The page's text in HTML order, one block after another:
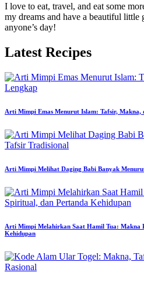
I love to eat, travel, and eat some
my dreams and have a beautiful little
anyone’s day!
Latest Recipes
Arti Mimpi Emas Menurut Islam: Tafsir, Makna,
Arti Mimpi Melihat Daging Babi Banyak
Arti Mimpi Melahirkan Saat Hamil Tua: Makna
Kehidupan